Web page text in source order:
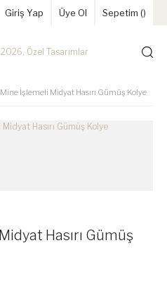
Giriş Yap Üye Ol Sepetim ()
İşlemeli Midyat Hasırı Gümüş Kolye
Hasırı Gümüş